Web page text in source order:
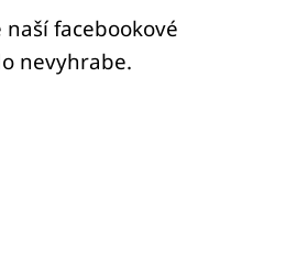
facebookové
nevyhrabe.